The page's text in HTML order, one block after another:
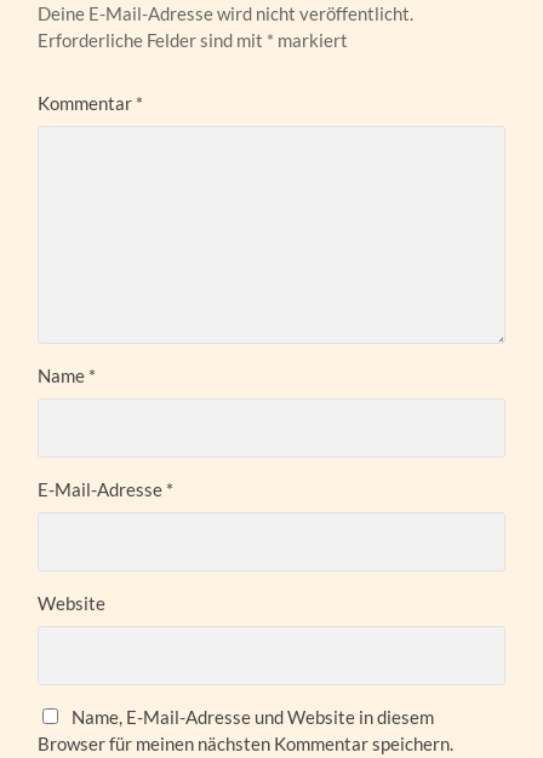
Deine E-Mail-Adresse wird nicht veröffentlicht.
Erforderliche Felder sind mit * markiert
Kommentar *
Name *
E-Mail-Adresse *
Website
Name, E-Mail-Adresse und Website in diesem
Browser für meinen nächsten Kommentar speichern.